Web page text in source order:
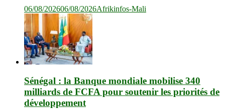
06/08/202606/08/2026Afrikinfos-Mali
Sénégal : la Banque mondiale mobilise 340
milliards de FCFA pour soutenir les priorités de
développement